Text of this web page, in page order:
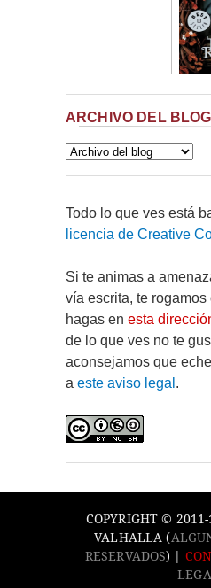
ARCHIVO DEL BLOG
Todo lo que ves está
licencia de Creative
Si te animas a
vía escrita, te rogamos
hagas en esta
de lo que ves no te
aconsejamos que
a este aviso legal .
COPYRIGHT ©
VALHALLA (
RESERVADOS) |